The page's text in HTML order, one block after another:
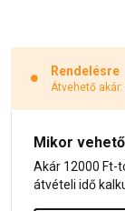
Rendelésre
Átvehető
Mikor
Akár 12000 Ft-
átvételi idő